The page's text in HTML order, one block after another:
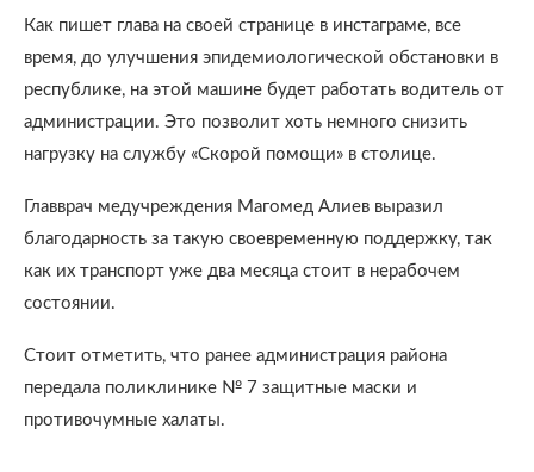
Как пишет глава на своей странице в инстаграме, все
время, до улучшения эпидемиологической обстановки в
республике, на этой машине будет работать водитель от
администрации. Это позволит хоть немного снизить
нагрузку на службу «Скорой помощи» в столице.
Главврач медучреждения Магомед Алиев выразил
благодарность за такую своевременную поддержку, так
как их транспорт уже два месяца стоит в нерабочем
состоянии.
Стоит отметить, что ранее администрация района
передала поликлинике № 7 защитные маски и
противочумные халаты.